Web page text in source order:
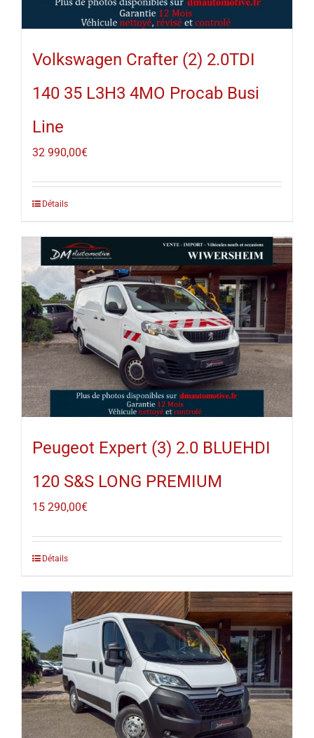
Volkswagen Crafter (2) 2.0TDI
140 35 L3H3 4MO Procab Busi
Line
32 990,00€
Détails
Peugeot Expert (3) 2.0 BLUEHDI
120 S&S LONG PREMIUM
15 290,00€
Détails